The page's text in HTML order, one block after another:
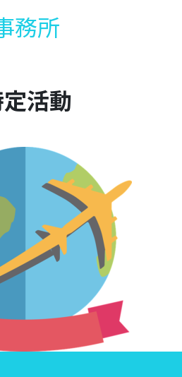
務所
活動